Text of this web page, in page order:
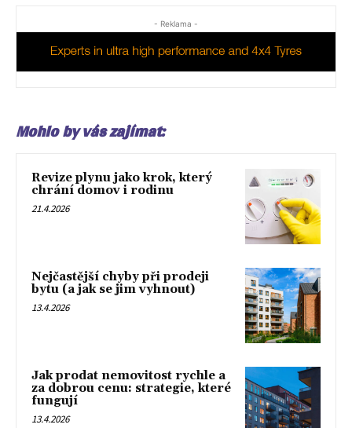
- Reklama -
Mohlo by vás zajímat:
Revize plynu jako krok, který
chrání domov i rodinu
21.4.2026
Nejčastější chyby při prodeji
bytu (a jak se jim vyhnout)
13.4.2026
Jak prodat nemovitost rychle a
za dobrou cenu: strategie, které
fungují
13.4.2026